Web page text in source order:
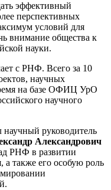
эффективный
перспективных
условий для
внимание общества к
науки.
с РНФ. Всего за 10
научных
на базе ОФИЦ УрО
научного
руководитель
Александрович
РНФ в развитии
а также его особую роль